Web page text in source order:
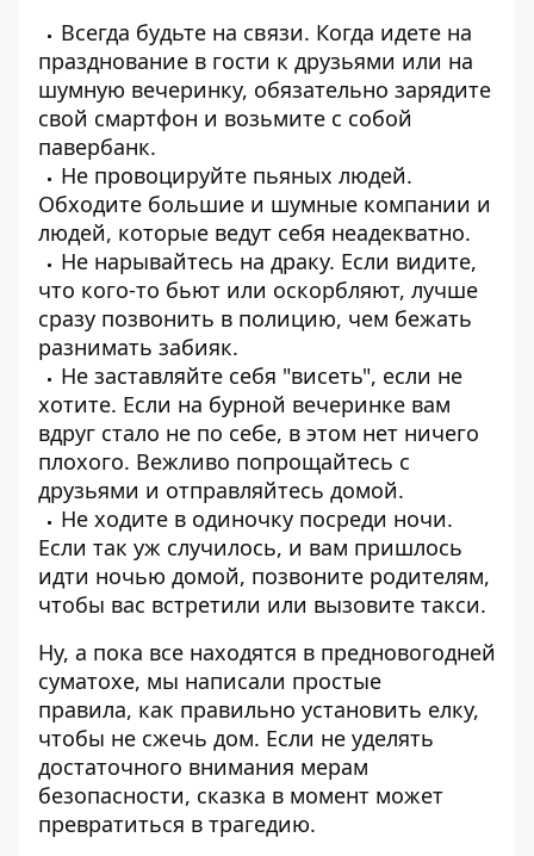
Всегда будьте на связи. Когда идете на
празднование в гости к друзьями или на
шумную вечеринку, обязательно зарядите
свой смартфон и возьмите с собой
павербанк.
Не провоцируйте пьяных людей.
Обходите большие и шумные компании и
людей, которые ведут себя неадекватно.
Не нарывайтесь на драку. Если видите,
что кого-то бьют или оскорбляют, лучше
сразу позвонить в полицию, чем бежать
разнимать забияк.
Не заставляйте себя "висеть", если не
хотите. Если на бурной вечеринке вам
вдруг стало не по себе, в этом нет ничего
плохого. Вежливо попрощайтесь с
друзьями и отправляйтесь домой.
Не ходите в одиночку посреди ночи.
Если так уж случилось, и вам пришлось
идти ночью домой, позвоните родителям,
чтобы вас встретили или вызовите такси.
Ну, а пока все находятся в предновогодней
суматохе, мы написали простые
правила, как правильно установить елку,
чтобы не сжечь дом. Если не уделять
достаточного внимания мерам
безопасности, сказка в момент может
превратиться в трагедию.